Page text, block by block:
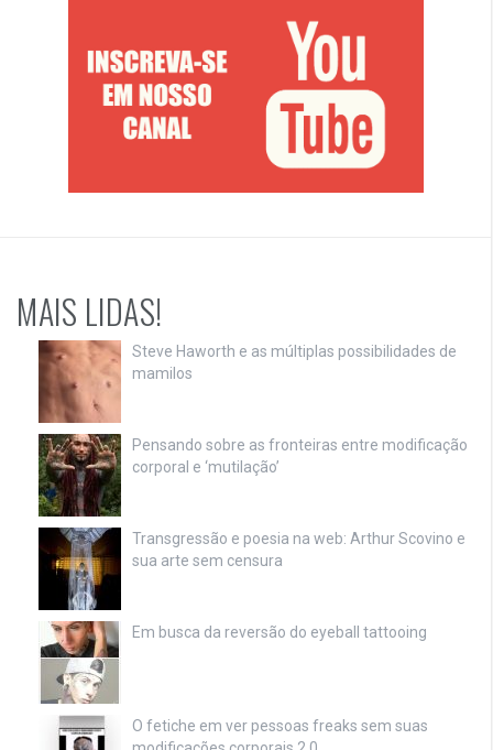
MAIS LIDAS!
Steve Haworth e as múltiplas possibilidades de
mamilos
Pensando sobre as fronteiras entre modificação
corporal e ‘mutilação’
Transgressão e poesia na web: Arthur Scovino e
sua arte sem censura
Em busca da reversão do eyeball tattooing
O fetiche em ver pessoas freaks sem suas